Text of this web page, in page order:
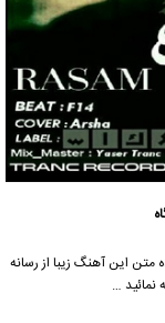
۳۲۰ و مشاهده متن این آهنگ زیبا از رسانه
…